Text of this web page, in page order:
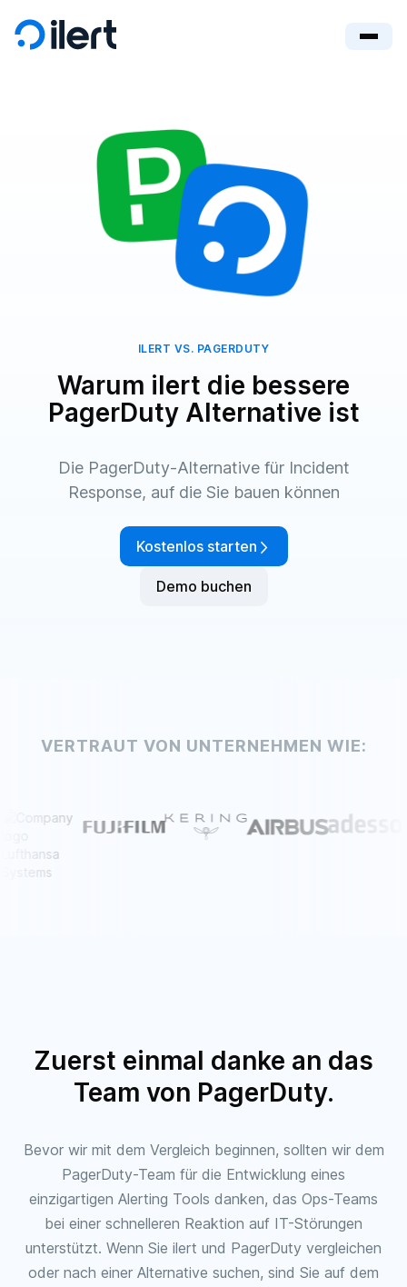
ILERT VS. PAGERDUTY
Warum ilert die bessere
PagerDuty Alternative ist
Die PagerDuty-Alternative für Incident
Response, auf die Sie bauen können
Kostenlos starten
Demo buchen
VERTRAUT VON UNTERNEHMEN WIE:
Zuerst einmal danke an das
Team von PagerDuty.
Bevor wir mit dem Vergleich beginnen, sollten wir dem
PagerDuty-Team für die Entwicklung eines
einzigartigen Alerting Tools danken, das Ops-Teams
bei einer schnelleren Reaktion auf IT-Störungen
unterstützt. Wenn Sie ilert und PagerDuty vergleichen
oder nach einer Alternative suchen, sind Sie auf dem